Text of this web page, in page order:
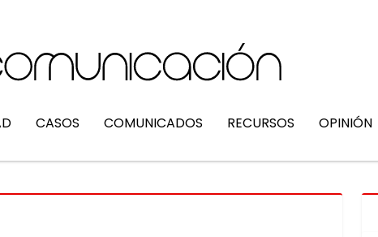
CASOS COMUNICADOS RECURSOS OPINIÓN